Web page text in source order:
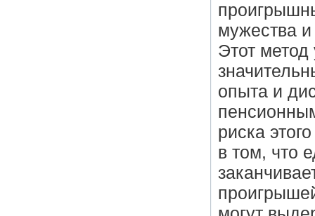
мужества и
Этот метод
опыта и
риска
в том, что